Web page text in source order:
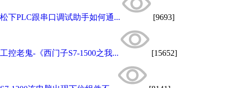
松下PLC跟串口调试助手如何通... [9693]
工控老鬼-《西门子S7-1500之我... [15652]